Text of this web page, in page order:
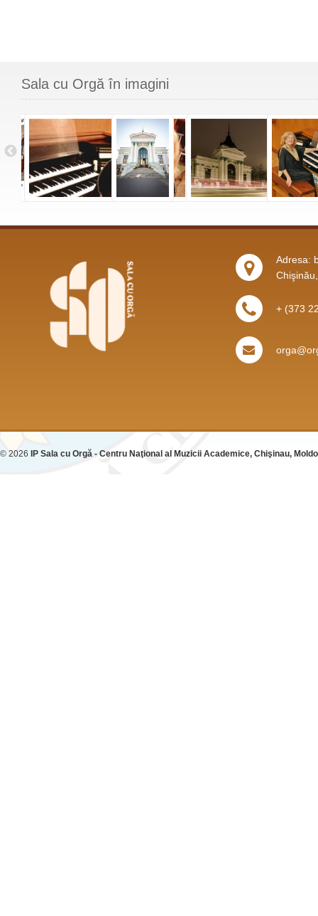
Sala cu Orgă în imagini
Adresa:
+ (373
© 2026 IP Sala cu Orgă - Centru Naţional al Muzicii Academice, Chişinau,